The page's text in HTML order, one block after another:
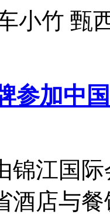
竹 甄西
参加中
江国际
酒店与